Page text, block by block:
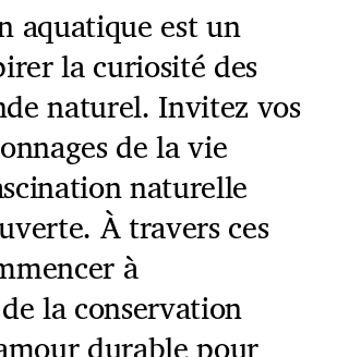
aquatique est un
la curiosité des
naturel. Invitez vos
de la vie
naturelle
À travers ces
à
la conservation